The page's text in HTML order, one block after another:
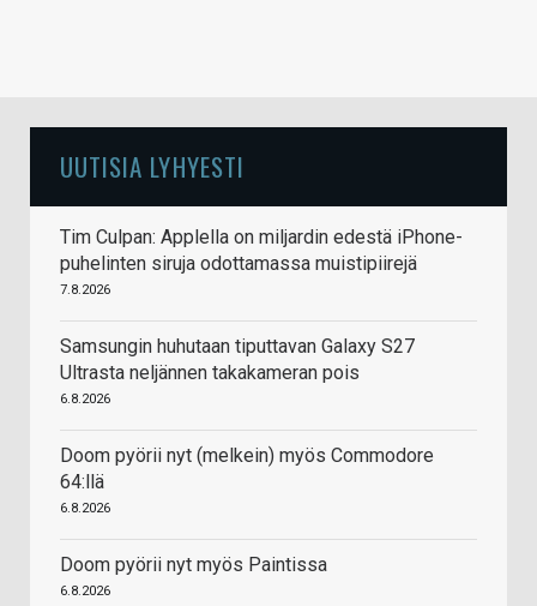
UUTISIA LYHYESTI
Tim Culpan: Applella on miljardin edestä iPhone-
puhelinten siruja odottamassa muistipiirejä
7.8.2026
Samsungin huhutaan tiputtavan Galaxy S27
Ultrasta neljännen takakameran pois
6.8.2026
Doom pyörii nyt (melkein) myös Commodore
64:llä
6.8.2026
Doom pyörii nyt myös Paintissa
6.8.2026